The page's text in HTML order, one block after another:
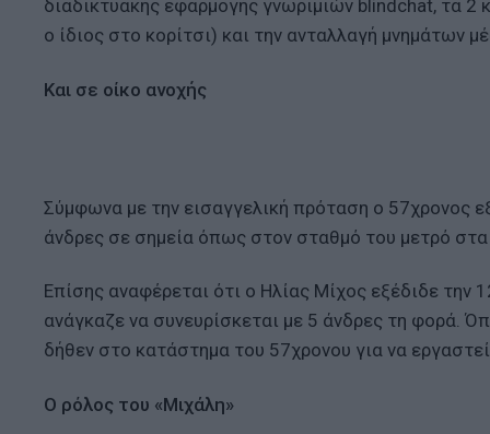
διαδικτυακής εφαρμογής γνωριμιών blindchat, τα 2
ο ίδιος στο κορίτσι) και την ανταλλαγή μνημάτων
Και σε οίκο ανοχής
Σύμφωνα με την εισαγγελική πρόταση ο 57χρονος
άνδρες σε σημεία όπως στον σταθμό του μετρό
Επίσης αναφέρεται ότι ο Ηλίας Μίχος εξέδιδε την
ανάγκαζε να συνευρίσκεται με 5 άνδρες τη φορά.
δήθεν στο κατάστημα του 57χρονου για να
Ο ρόλος του «Μιχάλη»